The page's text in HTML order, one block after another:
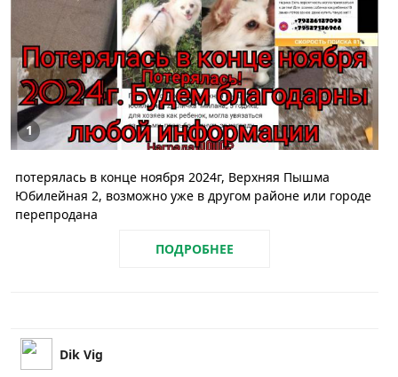
1
потерялась в конце ноября 2024г, Верхняя Пышма
Юбилейная 2, возможно уже в другом районе или городе
перепродана
ПОДРОБНЕЕ
Dik Vig